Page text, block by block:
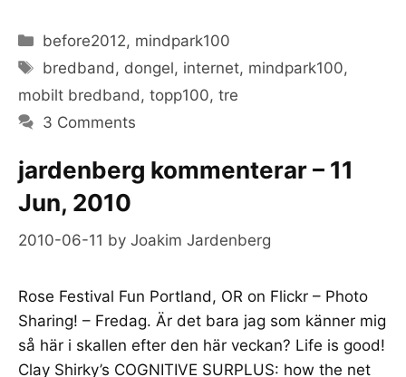
Categories
before2012, mindpark100
Tags
bredband , dongel, internet, mindpark100,
mobilt bredband , topp100, tre
3 Comments
jardenberg kommenterar – 11
Jun, 2010
2010-06-11 by Joakim Jardenberg
Rose Festival Fun Portland, OR on Flickr – Photo
Sharing! – Fredag. Är det bara jag som känner mig
så här i skallen efter den här veckan? Life is good!
Clay Shirky’s COGNITIVE SURPLUS: how the net